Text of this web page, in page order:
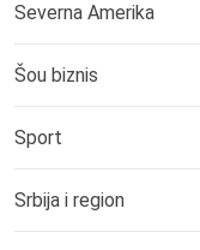
Severna Amerika
Šou biznis
Sport
Srbija i region